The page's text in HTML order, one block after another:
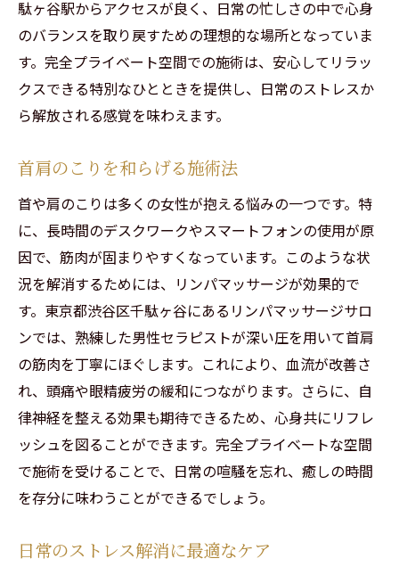
駄ヶ谷駅からアクセスが良く、日常の忙しさの中で心身
のバランスを取り戻すための理想的な場所となっていま
す。完全プライベート空間での施術は、安心してリラッ
クスできる特別なひとときを提供し、日常のストレスか
ら解放される感覚を味わえます。
首肩のこりを和らげる施術法
首や肩のこりは多くの女性が抱える悩みの一つです。特
に、長時間のデスクワークやスマートフォンの使用が原
因で、筋肉が固まりやすくなっています。このような状
況を解消するためには、リンパマッサージが効果的で
す。東京都渋谷区千駄ヶ谷にあるリンパマッサージサロ
ンでは、熟練した男性セラピストが深い圧を用いて首肩
の筋肉を丁寧にほぐします。これにより、血流が改善さ
れ、頭痛や眼精疲労の緩和につながります。さらに、自
律神経を整える効果も期待できるため、心身共にリフレ
ッシュを図ることができます。完全プライベートな空間
で施術を受けることで、日常の喧騒を忘れ、癒しの時間
を存分に味わうことができるでしょう。
日常のストレス解消に最適なケア